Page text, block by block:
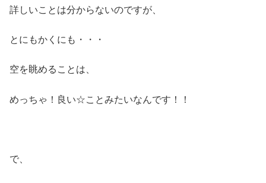
詳しいことは分からないのですが、
とにもかくにも・・・
空を眺めることは、
めっちゃ！良い☆ことみたいなんです！！
で、